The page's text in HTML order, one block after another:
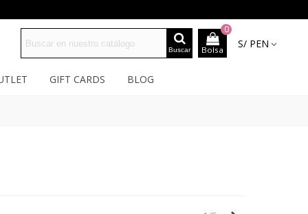
Buscar Bolsa
0
S/ PEN
GIFT CARDS BLOG